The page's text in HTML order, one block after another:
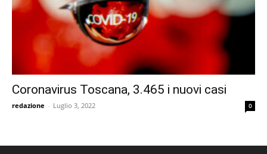
Coronavirus Toscana, 3.465 i nuovi casi
redazione - Luglio 3, 2022 0